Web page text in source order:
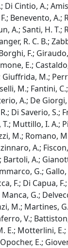
Cintio, A.;
Benevento, A.;
A.; Santi, H.
R. C. B.;
F.;
E.;
Giuffrida, M.;
M.; Fantini,
A.; De
Di Saverio, S.;
Muttillo, I. A.;
M.; Romano,
A.;
Bartoli, A.;
G.;
F.; Di Capua,
G.;
M.; Martines,
V.;
E.; Motterlini,
E.;